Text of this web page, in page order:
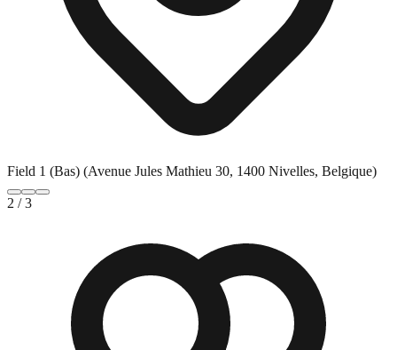
Field 1 (Bas) (Avenue Jules Mathieu 30, 1400 Nivelles, Belgique)
2 /3